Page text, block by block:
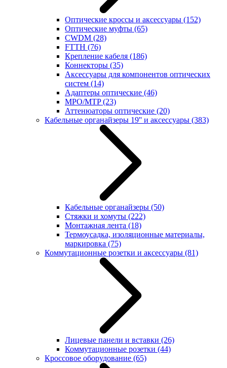
Оптические кроссы и аксессуары (152)
Оптические муфты (65)
CWDM (28)
FTTH (76)
Крепление кабеля (186)
Коннекторы (35)
Аксессуары для компонентов оптических
систем (14)
Адаптеры оптические (46)
MPO/MTP(23)
Аттенюаторы оптические (20)
Кабельные органайзеры 19'' и аксессуары (383)
Кабельные органайзеры (50)
Стяжки и хомуты (222)
Монтажная лента (18)
Термоусадка, изоляционные материалы,
маркировка (75)
Коммутационные розетки и аксессуары (81)
Лицевые панели и вставки (26)
Коммутационные розетки (44)
Кроссовое оборудование (65)